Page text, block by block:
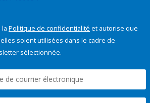
Politique de confidentialité et autorise que
soient utilisées dans le cadre de
sélectionnée.